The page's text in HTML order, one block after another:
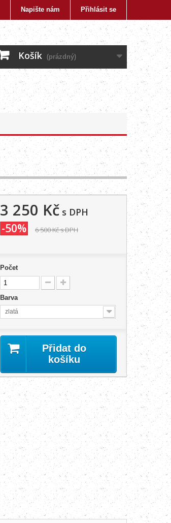
Přihlásit se
Napište nám
Košík (prázdný)
3 250 Kčs DPH
-50% 6 500 Kčs DPH
Počet
Barva
zlatá
Přidat do
košíku